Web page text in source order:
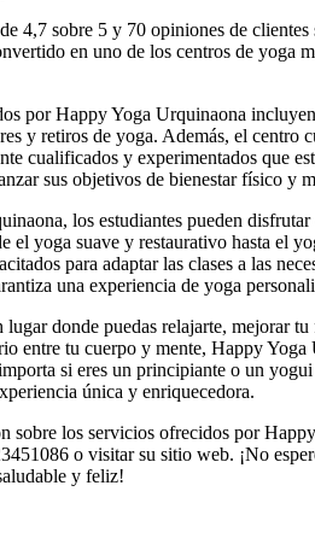
4,7 sobre 5 y 70 opiniones de clientes
en uno de los centros de yoga
por Happy Yoga Urquinaona
y retiros de yoga. Además, el centro
cualificados y experimentados que
sus objetivos de bienestar físico y
los estudiantes pueden
el yoga suave y restaurativo hasta el
para adaptar las clases a las
una experiencia de yoga
lugar donde puedas relajarte, mejorar
entre tu cuerpo y mente, Happy Yoga
si eres un principiante o un
única y enriquecedora.
sobre los servicios ofrecidos por
o visitar su sitio web. ¡No
y feliz!